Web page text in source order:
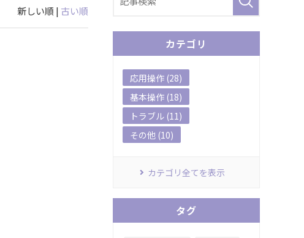
新しい順 | 古い順
カテゴリ
応用操作 (28)
基本操作 (18)
トラブル (11)
その他 (10)
カテゴリ全てを表示
タグ